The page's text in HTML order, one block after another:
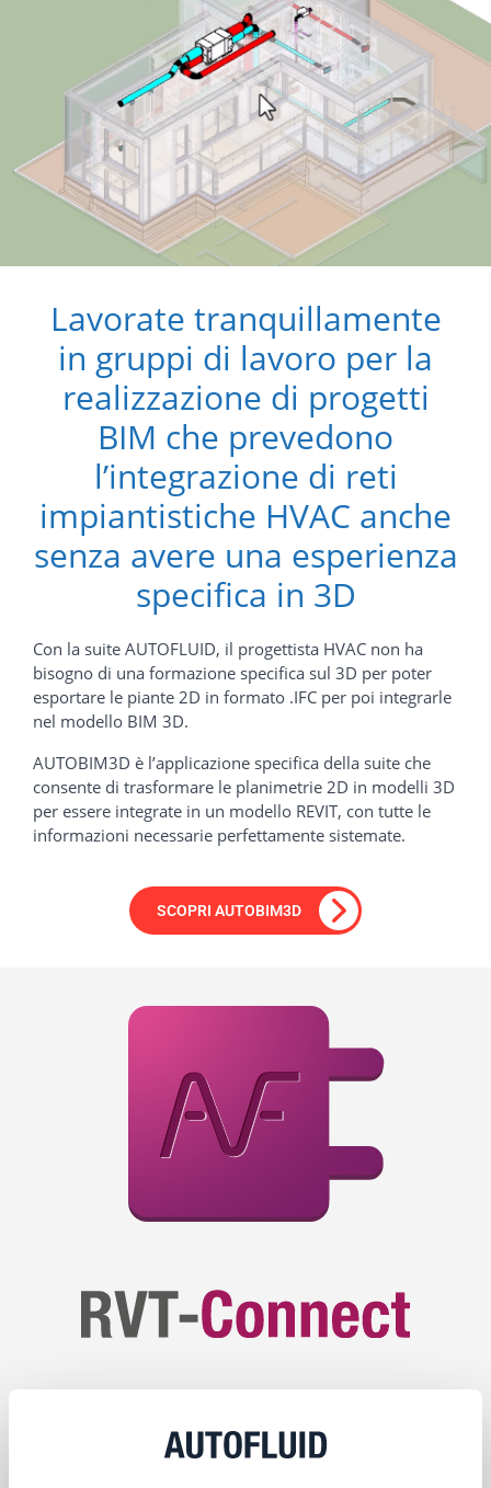
Lavorate tranquillamente
in gruppi di lavoro per la
realizzazione di progetti
BIM che prevedono
l’integrazione di reti
impiantistiche HVAC anche
senza avere una esperienza
specifica in 3D
Con la suite AUTOFLUID, il progettista HVAC non ha
bisogno di una formazione specifica sul 3D per poter
esportare le piante 2D in formato .IFC per poi integrarle
nel modello BIM 3D.
AUTOBIM3D è l’applicazione specifica della suite che
consente di trasformare le planimetrie 2D in modelli 3D
per essere integrate in un modello REVIT, con tutte le
informazioni necessarie perfettamente sistemate.
SCOPRI AUTOBIM3D
Tutto perfetto